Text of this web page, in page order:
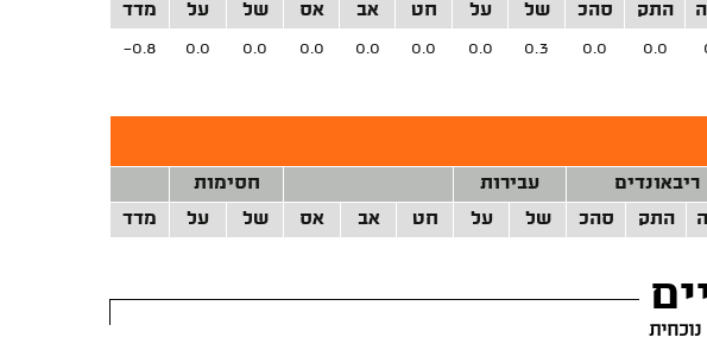
התק סהכ של על חט אב אס של על מדד
0.0
0.0
0.3
0.0
0.0
0.0
0.0
0.0
0.0
-0.8
ריבאונדים עבירות
חסימות
התק סהכ של על חט אב אס של על מדד